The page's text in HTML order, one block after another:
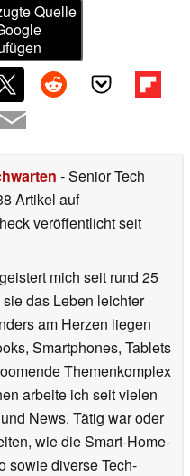
Quelle
- Senior Tech
Artikel auf
veröffentlichtseit
mich seit rund 25
das Leben leichter
am Herzen liegen
Smartphones, Tablets
Themenkomplex
arbeite ich seit vielen
News. Tätig war oder
wie die Smart-Home-
sowie diverse Tech-